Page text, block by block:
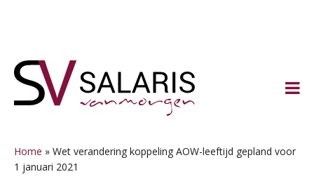
naar
hoofdnavigatie
naar
hoofd
naar
eerste
naar
voettekst
Home » Wet verandering koppeling AOW-leeftijd gepland voor
1 januari 2021